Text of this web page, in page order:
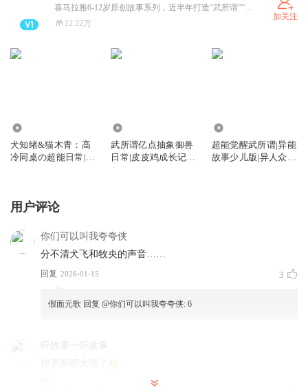
喜马拉雅6-12岁原创故事系列，近半年打造“武所谓”“戚丝尼”热门IP收获一亿播放！ 异能者觉醒，跨越世界，掌控力量与命运之门！
12.22万
加关注
犬知绪&猫木青：高
冷同桌の超能日常|双
武所谓亿点抽象御兽
日常|皮皮鸡成长记|
超能觉醒武所谓|异能
故事少儿版|异人众故
用户评论
你们可以叫我夸夸侠
分不清犬飞和牧央的声音……
回复 2026-01-15 3
假面元歌 回复 @你们可以叫我夸夸侠: 6
听故事一听故事